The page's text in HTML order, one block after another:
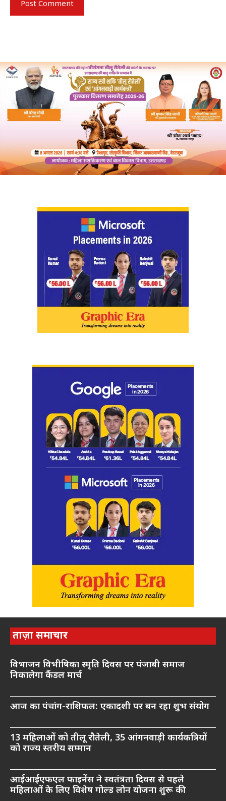
ताज़ा समाचार
विभाजन विभीषिका स्मृति दिवस पर पंजाबी समाज
निकालेगा कैंडल मार्च
आज का पंचांग-राशिफल: एकादशी पर बन रहा शुभ संयोग
13 महिलाओं को तीलू रौतेली, 35 आंगनवाड़ी कार्यकत्रियों
को राज्य स्तरीय सम्मान
आईआईएफएल फाइनेंस ने स्वतंत्रता दिवस से पहले
महिलाओं के लिए विशेष गोल्ड लोन योजना शुरू की